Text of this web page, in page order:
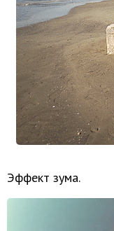
Эффект зума.